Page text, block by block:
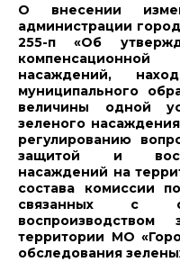
О внесении
администрации
255-п «Об
насаждений,
муниципального
величины одной
зеленого
регулированию
защитой и
насаждений на
состава комиссии
связанных с
территории МО
обследования